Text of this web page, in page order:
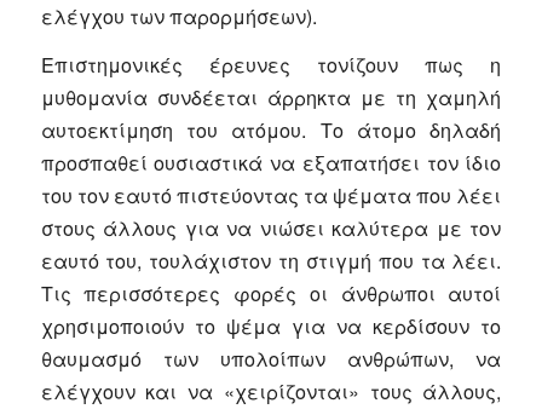
ελέγχου των παρορμήσεων).
Επιστημονικές έρευνες τονίζουν πως η
μυθομανία συνδέεται άρρηκτα με τη χαμηλή
αυτοεκτίμηση του ατόμου. Το άτομο δηλαδή
προσπαθεί ουσιαστικά να εξαπατήσει τον ίδιο
του τον εαυτό πιστεύοντας τα ψέματα που λέει
στους άλλους για να νιώσει καλύτερα με τον
εαυτό του, τουλάχιστον τη στιγμή που τα λέει.
Τις περισσότερες φορές οι άνθρωποι αυτοί
χρησιμοποιούν το ψέμα για να κερδίσουν το
θαυμασμό των υπολοίπων ανθρώπων, να
ελέγχουν και να «χειρίζονται» τους άλλους,